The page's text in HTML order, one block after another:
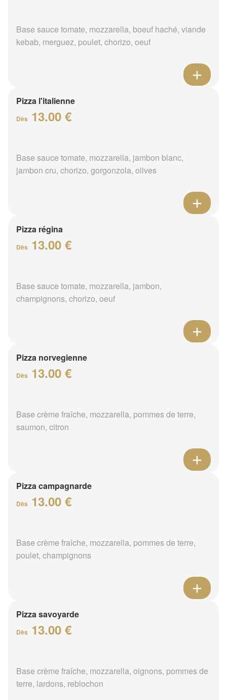
Base sauce tomate, mozzarella, boeuf haché, viande
kebab, merguez, poulet, chorizo, oeuf
Pizza l'italienne
Dès 13.00 €
Base sauce tomate, mozzarella, jambon blanc,
jambon cru, chorizo, gorgonzola, olives
Pizza régina
Dès 13.00 €
Base sauce tomate, mozzarella, jambon,
champignons, chorizo, oeuf
Pizza norvegienne
Dès 13.00 €
Base crème fraîche, mozzarella, pommes de terre,
saumon, citron
Pizza campagnarde
Dès 13.00 €
Base crème fraîche, mozzarella, pommes de terre,
poulet, champignons
Pizza savoyarde
Dès 13.00 €
Base crème fraîche, mozzarella, oignons, pommes de
terre, lardons, reblochon